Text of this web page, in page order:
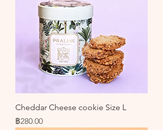
Cheddar Cheese cookie Size L
ราคา
฿280.00